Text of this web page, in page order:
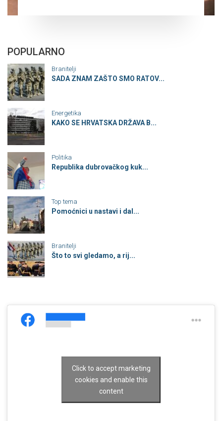
POPULARNO
Branitelji
SADA ZNAM ZAŠTO SMO RATOV...
Energetika
KAKO SE HRVATSKA DRŽAVA B...
Politika
Republika dubrovačkog kuk...
Top tema
Pomoćnici u nastavi i dal...
Branitelji
Što to svi gledamo, a rij...
Click to accept marketing
cookies and enable this
content